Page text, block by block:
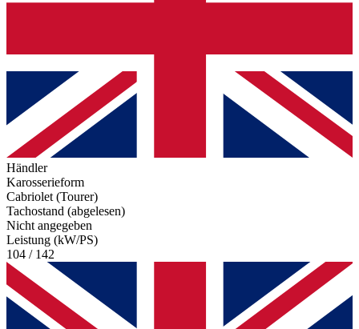
Händler
Karosserieform
Cabriolet (Tourer)
Tachostand (abgelesen)
Nicht angegeben
Leistung (kW/PS)
104 / 142